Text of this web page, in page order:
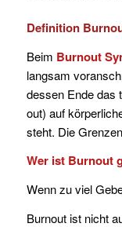
Definition
Beim Burnout
langsam
dessen Ende das
out) auf
steht. Die
Wer ist Burnout
Wenn zu viel
Burnout ist nicht